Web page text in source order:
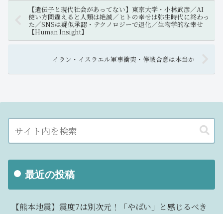
【遺伝子と現代社会があってない】東京大学・小林武彦／AI
使い方間違えると人類は絶滅／ヒトの幸せは弥生時代に終わっ
た／SNSは疑似承認・テクノロジーで退化／生物学的な幸せ
【Human Insight】
イラン・イスラエル軍事衝突・停戦合意は本当か
最近の投稿
【熊本地震】震度7は別次元！「やばい」と感じるべき